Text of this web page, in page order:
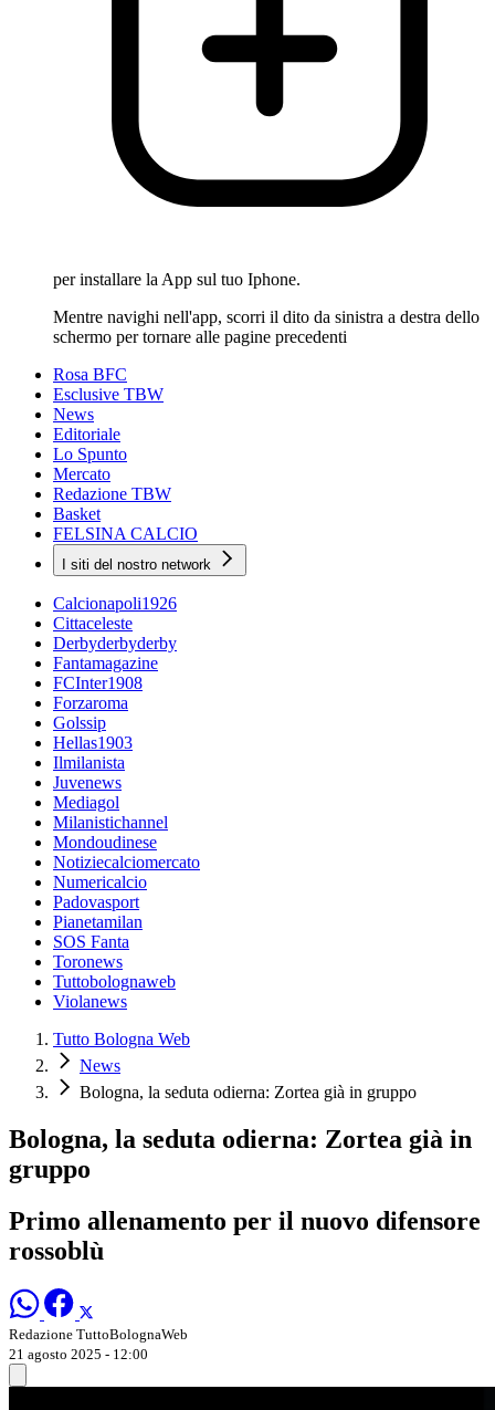
per installare la App sul tuo Iphone.
Mentre navighi nell'app, scorri il dito da sinistra a destra dello
schermo per tornare alle pagine precedenti
Rosa BFC
Esclusive TBW
News
Editoriale
Lo Spunto
Mercato
Redazione TBW
Basket
FELSINA CALCIO
I siti del nostro network
Calcionapoli1926
Cittaceleste
Derbyderbyderby
Fantamagazine
FCInter1908
Forzaroma
Golssip
Hellas1903
Ilmilanista
Juvenews
Mediagol
Milanistichannel
Mondoudinese
Notiziecalciomercato
Numericalcio
Padovasport
Pianetamilan
SOS Fanta
Toronews
Tuttobolognaweb
Violanews
Tutto Bologna Web
News
Bologna, la seduta odierna: Zortea già in gruppo
Bologna, la seduta odierna: Zortea già in
gruppo
Primo allenamento per il nuovo difensore
rossoblù
Redazione TuttoBolognaWeb
21 agosto 2025 - 12:00